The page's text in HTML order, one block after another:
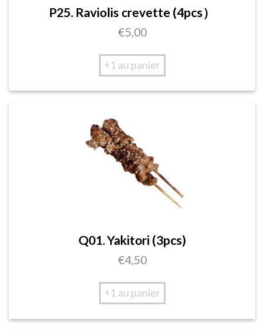
P25. Raviolis crevette (4pcs）
€5,00
+1 au panier
Q01. Yakitori (3pcs)
€4,50
+1 au panier